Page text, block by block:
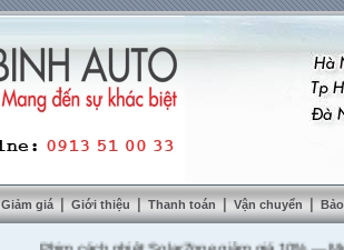
Giảm giá | Giới thiệu | Thanh toán | Vận chuyển |